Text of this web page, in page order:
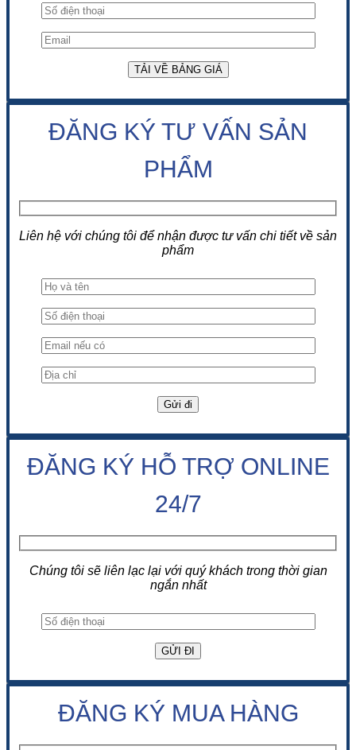
ĐĂNG KÝ TƯ VẤN SẢN
PHẨM
Liên hệ với chúng tôi để nhận được tư vấn chi tiết về sản
phẩm
ĐĂNG KÝ HỖ TRỢ ONLINE
24/7
Chúng tôi sẽ liên lạc lại với quý khách trong thời gian
ngắn nhất
ĐĂNG KÝ MUA HÀNG